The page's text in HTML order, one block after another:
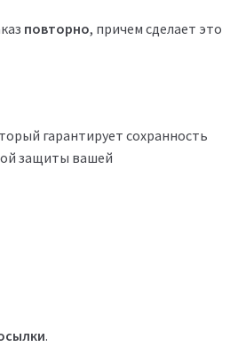
повторно, причем сделает это
гарантирует сохранность
защиты вашей
.